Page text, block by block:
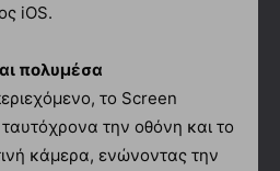
iOS.
πολυμέσα
το Screen
την οθόνη και το
κάμερα, ενώνοντας την